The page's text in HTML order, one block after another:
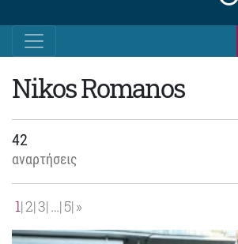
Nikos Romanos
42
αναρτήσεις
1 2 3 … 5 »